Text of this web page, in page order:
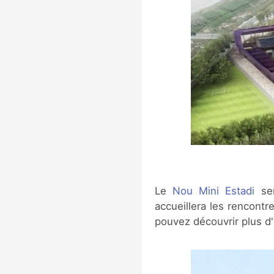
Le Nou Mini Estadi
accueillera les
pouvez découvrir plus